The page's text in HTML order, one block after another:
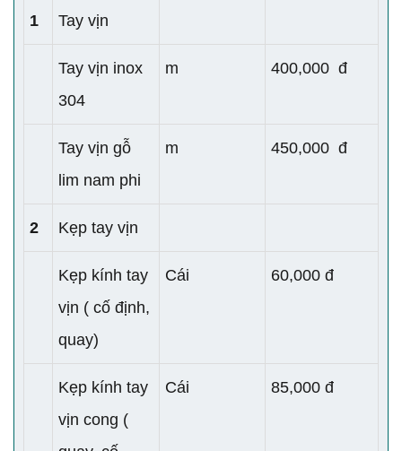
1 Tay vịn
Tay vịn inox
304
m 400,000 đ
Tay vịn gỗ
lim nam phi
m 450,000 đ
2 Kẹp tay vịn
Kẹp kính tay
vịn ( cố định,
quay)
Cái 60,000 đ
Kẹp kính tay
vịn cong (
Cái 85,000 đ